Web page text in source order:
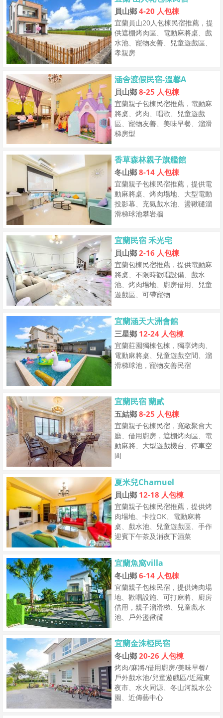
員山鄉 4-20 人包棟
宜蘭員山20人包棟民宿推薦，提
供遮棚烤肉區、電動麻將桌、戲
水池、寵物友善、兒童遊戲區、
孝親房
涵舍渡假民宿-溫馨A
員山鄉 8-25 人包棟
宜蘭親子包棟民宿推薦，電動麻
將桌、烤肉、唱歌、兒童遊戲
區、寵物友善、美味早餐、溜滑
梯房型
香草森林親子旗艦館
冬山鄉 8-14 人包棟
宜蘭親子包棟民宿推薦，提供電
動麻將桌、烤肉場地、大型電動
投影幕、充氣戲水池、盪鞦韆溜
滑梯球池攀岩牆
宜蘭民宿 禾光宅
員山鄉 2-16 人包棟
宜蘭包棟民宿推薦，提供電動麻
將桌、不限時歡唱設備、戲水
池、烤肉場地、廚房借用、兒童
遊戲區、可帶寵物
宜蘭涵天大洲會館
三星鄉 12-24 人包棟
宜蘭莊園獨棟包棟，獨享烤肉、
電動麻將桌、兒童遊戲空間、溜
滑梯球池，寵物友善民宿
宜蘭民宿 蘭貳
五結鄉 8-25 人包棟
宜蘭親子包棟民宿，寬敞聚會大
廳、借用廚房，遮棚烤肉區、電
動麻將、大型遊戲機台、停車空
間
夏米兒Chamuel
員山鄉 12-18 人包棟
宜蘭親子包棟民宿推薦，提供烤
肉場地、卡拉OK、電動麻將
桌、戲水池、兒童遊戲區、手作
迎賓下午茶及消夜下酒菜
宜蘭魚窩villa
冬山鄉 6-14 人包棟
宜蘭親子包棟民宿，提供烤肉場
地、歡唱設施、可打麻將、廚房
借用，親子溜滑梯、兒童戲水
池、戶外盪鞦韆
宜蘭金洙椏民宿
冬山鄉 20-26 人包棟
烤肉/麻將/借用廚房/美味早餐/
戶外戲水池/兒童遊戲區/近羅東
夜市、水火同源、冬山河親水公
園、近傳藝中心